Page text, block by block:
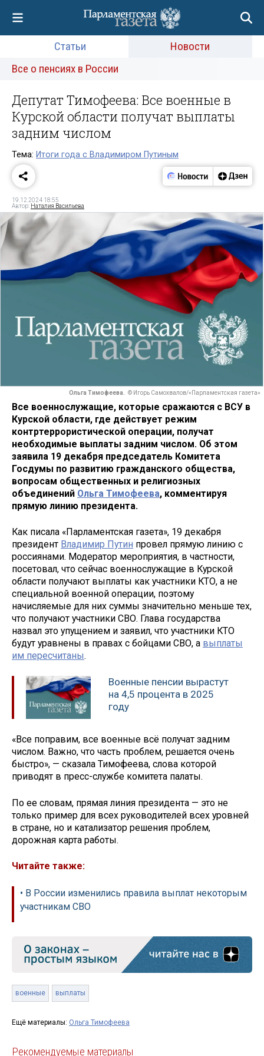
Статьи
Новости
Все о пенсиях в России
Депутат Тимофеева: Все военные в
Курской области получат выплаты
задним числом
Тема: Итоги года с Владимиром Путиным
19.12.2024 18:55
Автор: Наталия Васильева
Ольга Тимофеева. © Игорь Самохвалов/«Парламентская газета»
Все военнослужащие, которые сражаются с ВСУ в
Курской области, где действует режим
контртеррористической операции, получат
необходимые выплаты задним числом. Об этом
заявила 19 декабря председатель Комитета
Госдумы по развитию гражданского общества,
вопросам общественных и религиозных
объединений Ольга Тимофеева, комментируя
прямую линию президента.
Как писала «Парламентская газета», 19 декабря
президент Владимир Путин провел прямую линию с
россиянами. Модератор мероприятия, в частности,
посетовал, что сейчас военнослужащие в Курской
области получают выплаты как участники КТО, а не
специальной военной операции, поэтому
начисляемые для них суммы значительно меньше тех,
что получают участники СВО. Глава государства
назвал это упущением и заявил, что участники КТО
будут уравнены в правах с бойцами СВО, а выплаты
им пересчитаны.
Военные пенсии вырастут
на 4,5 процента в 2025
году
«Все поправим, все военные всё получат задним
числом. Важно, что часть проблем, решается очень
быстро», — сказала Тимофеева, слова которой
приводят в пресс-службе комитета палаты.
По ее словам, прямая линия президента — это не
только пример для всех руководителей всех уровней
в стране, но и катализатор решения проблем,
дорожная карта работы.
Читайте также:
• В России изменились правила выплат некоторым
участникам СВО
военные выплаты
Ещё материалы: Ольга Тимофеева
Рекомендуемые материалы